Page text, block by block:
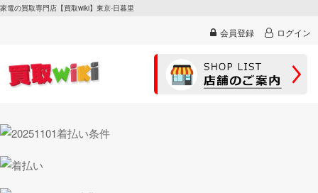
家電の買取専門店【買取wiki】東京-日暮里
会員登録 ログイン